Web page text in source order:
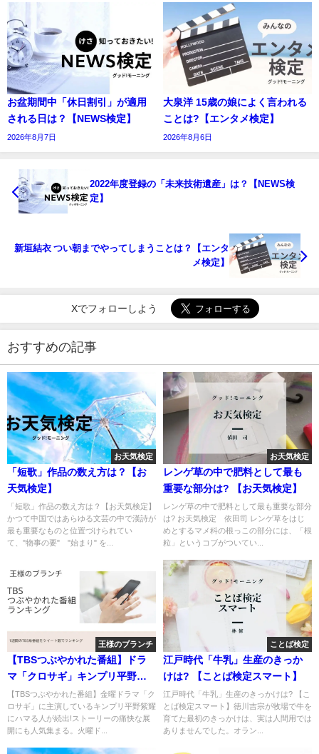
お盆期間中「休日割引」が適用
される日は？【NEWS検定】
2026年8月7日
大泉洋 15歳の娘によく言われる
ことは?【エンタメ検定】
2026年8月6日
2022年度登録の「未来技術遺産」は？【NEWS検
定】
新垣結衣 つい朝までやってしまうことは？【エンタ
メ検定】
Xでフォローしよう
おすすめの記事
お天気検定
「短歌」作品の数え方は？【お
天気検定】
「短歌」作品の数え方は？【お天気検定】
かつて中国ではあらゆる文芸の中で漢詩が
最も重要なものと位置づけられてい
て、"物事の要" "始まり" を...
お天気検定
レンゲ草の中で肥料として最も
重要な部分は? 【お天気検定】
レンゲ草の中で肥料として最も重要な部分
は? お天気検定 依田司 レンゲ草をはじ
めとするマメ科の根っこの部分には、「根
粒」というコブがついてい...
王様のブランチ
【TBSつぶやかれた番組】ドラ
マ「クロサギ」キンプリ平野紫
耀にハマる
【TBSつぶやかれた番組】金曜ドラマ「ク
ロサギ」に主演しているキンプリ平野紫耀
にハマる人が続出!ストーリーの痛快な展
開にも人気集まる。火曜ド...
ことば検定
江戸時代「牛乳」生産のきっか
けは? 【ことば検定スマート】
江戸時代「牛乳」生産のきっかけは? 【こ
とば検定スマート】徳川吉宗が牧場で牛を
育てた最初のきっかけは、実は人間用では
ありませんでした。オラン...